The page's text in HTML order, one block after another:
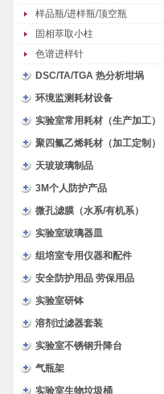
样品瓶/进样瓶/顶空瓶
固相萃取小柱
色谱进样针
DSC/TA/TGA 热分析坩埚
环境监测耗材设备
实验室常用耗材（生产加工）
聚四氟乙烯耗材（加工定制）
天玻玻璃制品
3M个人防护产品
微孔滤膜（水系/有机系）
实验室玻璃器皿
组培室专用仪器和配件
安全防护用品 劳保用品
实验室研钵
溶剂过滤器套装
实验室不锈钢升降台
气瓶架
实验室生物垃圾桶